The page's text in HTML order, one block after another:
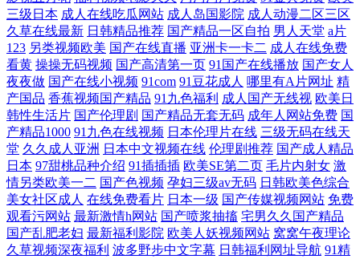
三级日本 成人在线吃瓜网站 成人岛国影院 成人动漫二区三区
久草在线最新 日韩精品推荐 国产精品一区自拍 男人天堂 a片
123 另类视频欧美 国产在线直播 亚洲卡一卡二 成人在线免费
看黄 操操无码视频 国产高清第一页 91国产在线播放 国产女人
夜夜做 国产在线小视频 91com 91豆花成人 哪里有A片网址 精
产国品 香蕉视频国产精品 91九色福利 成人国产无线视 欧美日
韩性生活片 国产伦理剧 国产精品无套无码 成年人网站免费 国
产精品1000 91九色在线视频 日本伦理片在线 三级无码在线天
堂 久久成人亚洲 日本中文视频在线 伦理剧推荐 国产成人精品
日本 97甜桃品种介绍 91插插插 欧美SE第二页 毛片内射女 激
情另类欧美一二 国产色视频 孕妇三级av无码 日韩欧美色综合
美女社区成人 在线免费看片 日本一级 国产传媒视频网站 免费
观看污网站 最新激情h网站 国产喷浆抽搐 宅男久久国产精品
国产乱肥老妇 最新福利影院 欧美人妖视频网站 窝窝午夜理论
久草视频深夜福利 波多野步中文字幕 日韩福利网址导航 91精